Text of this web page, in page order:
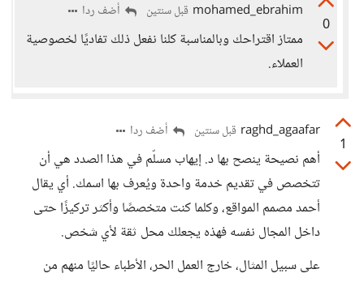
0
mohamed_ebrahim قبل سنتين أضف ردا
ممتاز اقتراحك وبالمناسبة كلنا نفعل ذلك تفاديًا لخصوصية
العملاء.
1
raghd_agaafar قبل سنتين أضف ردا
أهم نصيحة ينصح بها د. إيهاب مسلّم في هذا الصدد هي أن
تتخصص في تقديم خدمة واحدة ويُعرف بها اسمك. أي يقال
أحمد مصمم المواقع، وكلما كنت متخصصًا وأكثر تركيزًا حتى
داخل المجال نفسه فهذه يجعلك محل ثقة لأي شخص.
على سبيل المثال، خارج العمل الحر، الأطباء حاليًا منهم من